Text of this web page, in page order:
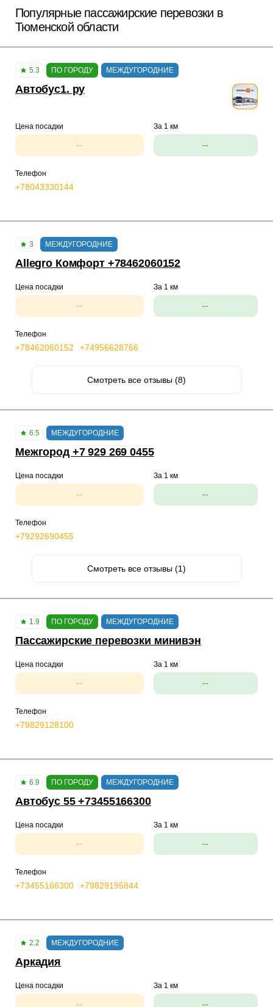
Популярные пассажирские перевозки в
Тюменской области
5.3 ПО ГОРОДУ МЕЖДУГОРОДНИЕ
Автобус1. ру
Цена посадки
--
За 1 км
--
Телефон
+78043330144
3 МЕЖДУГОРОДНИЕ
Allegro Комфорт +78462060152
Цена посадки
--
За 1 км
--
Телефон
+78462060152 +74956628766
Смотреть все отзывы (8)
6.5 МЕЖДУГОРОДНИЕ
Межгород +7 929 269 0455
Цена посадки
--
За 1 км
--
Телефон
+79292690455
Смотреть все отзывы (1)
1.9 ПО ГОРОДУ МЕЖДУГОРОДНИЕ
Пассажирские перевозки минивэн
Цена посадки
--
За 1 км
--
Телефон
+79829128100
6.9 ПО ГОРОДУ МЕЖДУГОРОДНИЕ
Автобус 55 +73455166300
Цена посадки
--
За 1 км
--
Телефон
+73455166300 +79829195844
2.2 МЕЖДУГОРОДНИЕ
Аркадия
Цена посадки
--
За 1 км
--